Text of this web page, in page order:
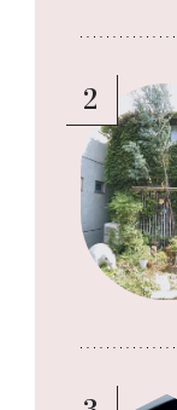
2